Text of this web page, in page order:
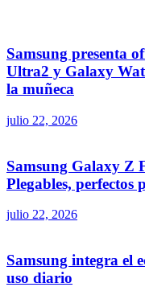
Samsung presenta
Ultra2 y Galaxy
la muñeca
julio 22, 2026
Samsung Galaxy Z
Plegables, perfectos
julio 22, 2026
Samsung integra el
uso diario